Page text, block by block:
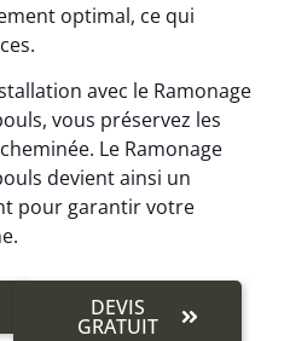
optimal, ce qui
avec le Ramonage
vous préservez les
Le Ramonage
devient ainsi un
pour garantir votre
DEVIS
GRATUIT